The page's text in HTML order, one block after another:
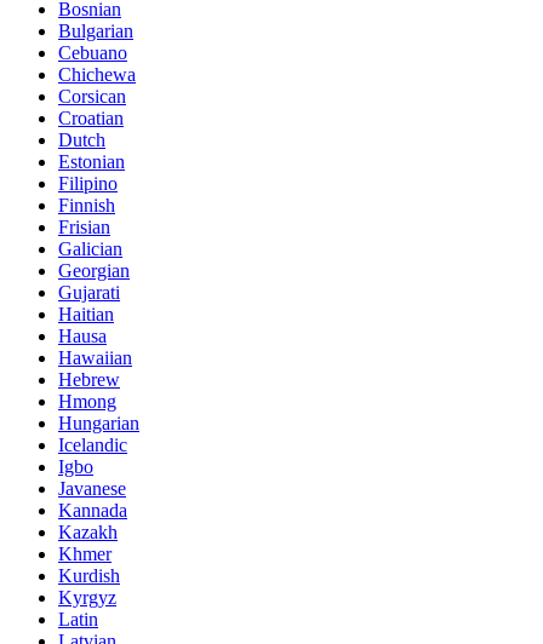
Bosnian
Bulgarian
Cebuano
Chichewa
Corsican
Croatian
Dutch
Estonian
Filipino
Finnish
Frisian
Galician
Georgian
Gujarati
Haitian
Hausa
Hawaiian
Hebrew
Hmong
Hungarian
Icelandic
Igbo
Javanese
Kannada
Kazakh
Khmer
Kurdish
Kyrgyz
Latin